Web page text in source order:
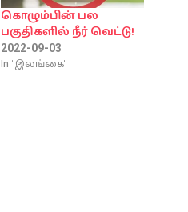
கொழும்பின் பல
பகுதிகளில் நீர் வெட்டு!
2022-09-03
In "இலங்கை"